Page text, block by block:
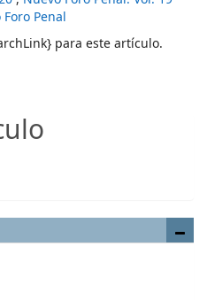
Penal
para este artículo.